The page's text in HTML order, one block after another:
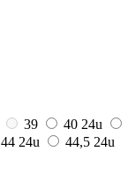
39 40 24u
44 24u 44,5 24u